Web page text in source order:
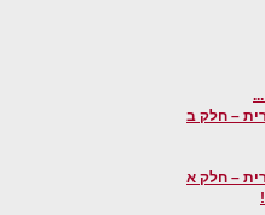
– חלק ב
– חלק א